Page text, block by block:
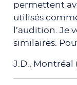
permettent
utilisés
l’audition. Je
similaires.
J.D., Montréal